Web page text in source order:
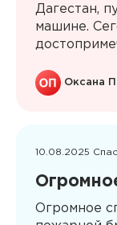
Дагестан,
машине.
колесом, а
на жуткой
нужного
у нас
СПАСИБО
всей нашей
Оксана
Огромное